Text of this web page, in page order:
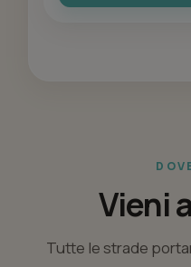
Vieni
Tutte le strade